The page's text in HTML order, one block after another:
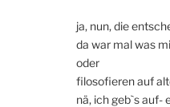
ja, nun, die
da war mal was
oder
filosofieren auf
nä, ich geb`s auf-